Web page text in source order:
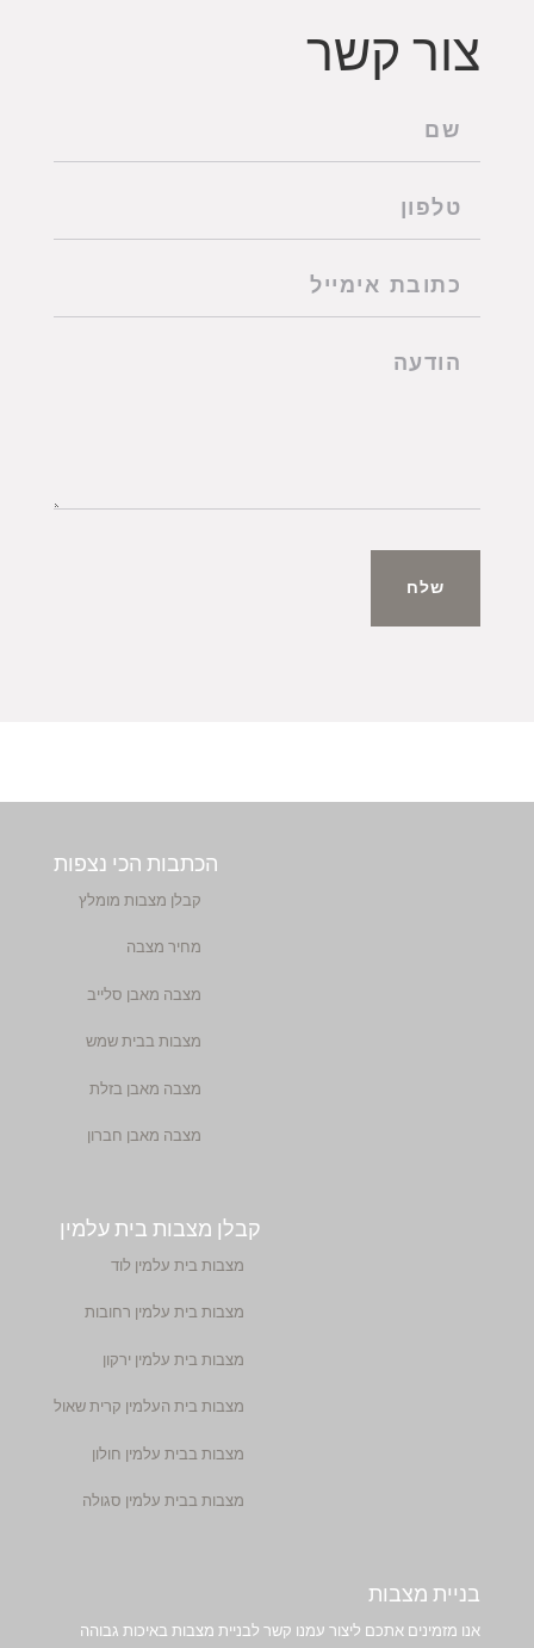
צור קשר
שלח
הכתבות הכי נצפות
קבלן מצבות מומלץ
מחיר מצבה
מצבה מאבן סלייב
מצבות בבית שמש
מצבה מאבן בזלת
מצבה מאבן חברון
קבלן מצבות בית עלמין
מצבות בית עלמין לוד
מצבות בית עלמין רחובות
מצבות בית עלמין ירקון
מצבות בית העלמין קרית שאול
מצבות בבית עלמין חולון
מצבות בבית עלמין סגולה
בניית מצבות
אנו מזמינים אתכם ליצור עמנו קשר לבניית מצבות באיכות גבוהה